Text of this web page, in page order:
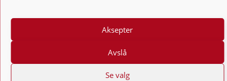
Aksepter
Avslå
Se valg